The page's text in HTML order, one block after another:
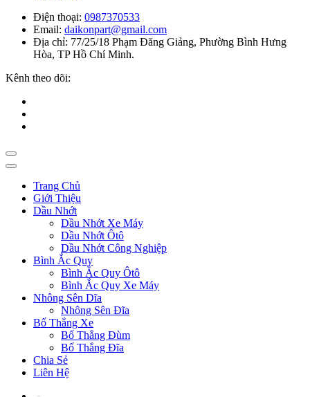
Điện thoại: 0987370533
Email: daikonpart@gmail.com
Địa chỉ: 77/25/18 Phạm Đăng Giảng, Phường Bình Hưng
Hòa, TP Hồ Chí Minh.
Kênh theo dõi:
Trang Chủ
Giới Thiệu
Dầu Nhớt
Dầu Nhớt Xe Máy
Dầu Nhớt Ôtô
Dầu Nhớt Công Nghiệp
Bình Ắc Quy
Bình Ắc Quy Ôtô
Bình Ắc Quy Xe Máy
Nhông Sên Dĩa
Nhông Sên Đĩa
Bố Thắng Xe
Bố Thắng Đùm
Bố Thắng Đĩa
Chia Sẻ
Liên Hệ